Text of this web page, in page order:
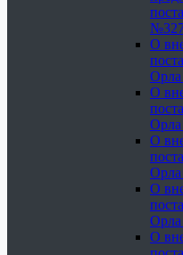
О
Орла
О
Орла
О
Орла
О
Орла
О